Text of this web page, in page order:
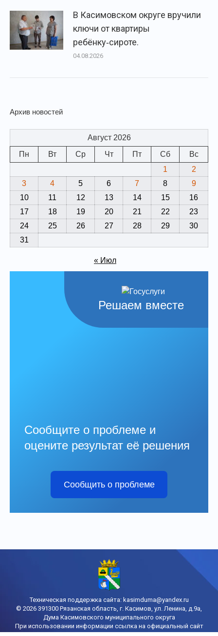
В Касимовском округе вручили
ключи от квартиры
ребёнку‑сироте.
04.08.2026
Архив новостей
Август 2026
Пн
Вт Ср Чт Пт Сб
Вс
1
2
3
4 5 6 7 8
9
10
11 12 13 14 15
16
17
18 19 20 21 22
23
24
25 26 27 28 29
30
31
« Июл
Решаем вместе
Сообщите о проблеме и
оцените результат её решения
Сообщить о проблеме
Техническая поддержка сайта: kasimduma@yandex.ru
© 2026 391300 Рязанская область, г. Касимов, ул. Ленина, д.9а,
Дума Касимовского муниципального округа
При использовании информации ссылка на официальный сайт